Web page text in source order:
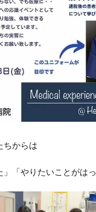
ちからは
」「やりたいことがは